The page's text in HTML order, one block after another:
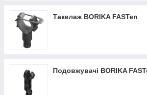
Такелаж BORIKA FASTen
Подовжувачі BORIKA